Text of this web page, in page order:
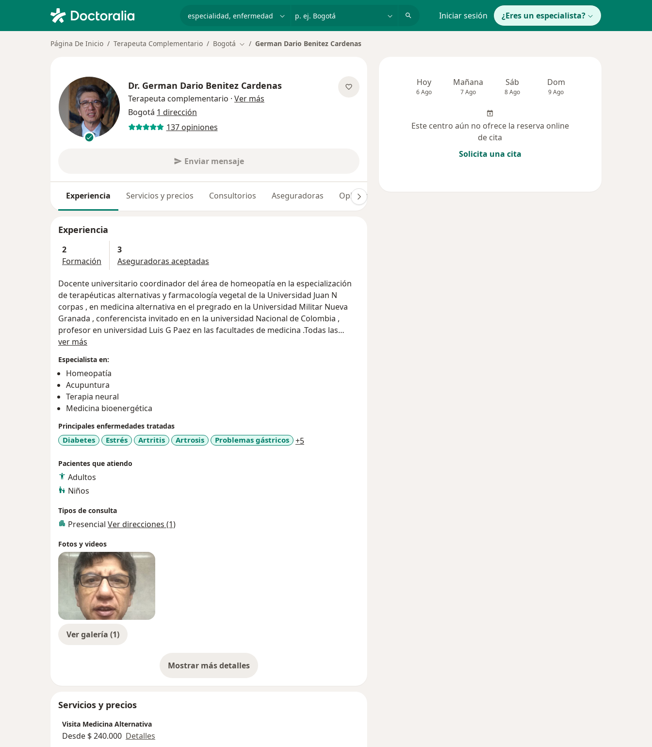
p. ej. Bogotá Iniciar sesión ¿Eres un especialista?
Página De Inicio Terapeuta Complementario Bogotá Cambiar de ciudad
German Dario Benitez Cardenas
Dr. German Dario Benitez Cardenas
Terapeuta complementario · Ver más
Bogotá 1 dirección
137 opiniones
Enviar mensaje
Experiencia Servicios y precios Consultorios Aseguradoras Opiniones (137)
Experiencia
2
Formación
3
Aseguradoras aceptadas
Docente universitario coordinador del área de homeopatía en la especialización
de terapéuticas alternativas y farmacología vegetal de la Universidad Juan N
corpas , en medicina alternativa en el pregrado en la Universidad Militar Nueva
Granada , conferencista invitado en en la universidad Nacional de Colombia ,
profesor en universidad Luis G Paez en las facultades de medicina .Todas las
enfermedades crónicas, como la artritis y los padecimientos auto inmunes en
Amplia experiencia y publicaciones en el tratamiento de enfermedades
respiratorias de los niños como asma Bronquial y rinitis - sinusitis
crónicas,acompañamiento de los pacientes con diagnostico de Cáncer durante
los procesos de quimioterapia y radioterapia permitiendo una mejor tolerancia y
una mayor efectividad de dichos tratamientos.Tratamiento del dolor neuropático
y por neuritis en pacientes diabeticos. Tratamiento de los trastornos depresivos y
ansiosos y las crisis de pánico asociadas.
ver más
Especialista en:
Homeopatía
Acupuntura
Terapia neural
Medicina bioenergética
Principales enfermedades tratadas
Diabetes Estrés Artritis Artrosis Problemas gástricos +5a11y_sr_more_diseases
Pacientes que atiendo
Adultos
Niños
Tipos de consulta
Presencial Ver direcciones (1)
Fotos y videos
Ver galería (1)
Mostrar más detalles
sobre la experiencia
Servicios y precios
Visita Medicina Alternativa
Desde $ 240.000 Detalles
Hoy
6 Ago
Mañana
7 Ago
Sáb
8 Ago
Dom
9 Ago
Este centro aún no ofrece la reserva online
de cita
Solicita una cita